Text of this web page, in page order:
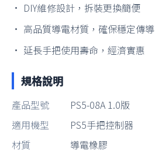
• DIY維修設計，拆裝更換簡便
• 高品質導電材質，確保穩定傳導
• 延長手把使用壽命，經濟實惠
規格說明
產品型號
PS5-08A 1.0版
適用機型
PS5手把控制器
材質
導電橡膠